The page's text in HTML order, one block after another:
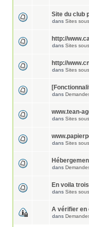
Site du club
dans Sites
http://
dans Sites
http://
dans Sites
dans
www.tean-
dans Sites
dans Sites
dans
En voila
dans Sites
A vérifier en
dans